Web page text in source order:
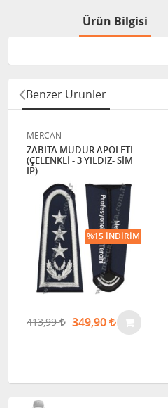
Ürün Bilgisi
Benzer Ürünler
MERCAN
ZABITA MÜDÜR APOLETİ
(ÇELENKLİ - 3 YILDIZ- SİM
İP)
413,99 349,90
%15 İNDIRIM